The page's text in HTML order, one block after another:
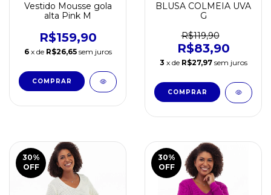
Vestido Mousse gola
alta Pink M
R$159,90
6 x de R$26,65 sem juros
BLUSA COLMEIA UVA
G
R$119,90
R$83,90
3 x de R$27,97 sem juros
30%
OFF
30%
OFF